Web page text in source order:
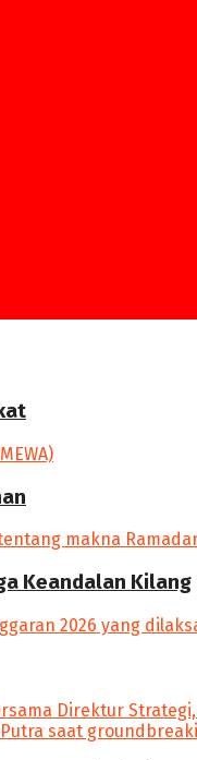
Keandalan Kilang